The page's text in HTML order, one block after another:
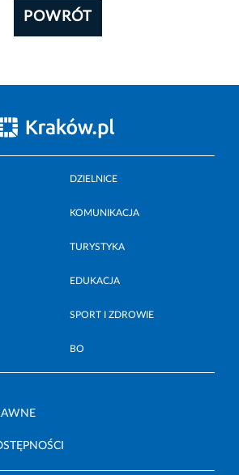
POWRÓT
DZIELNICE
KOMUNIKACJA
TURYSTYKA
EDUKACJA
SPORT I ZDROWIE
BO